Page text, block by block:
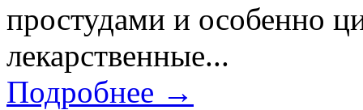
простудами и особенно
лекарственные...
Подробнее →